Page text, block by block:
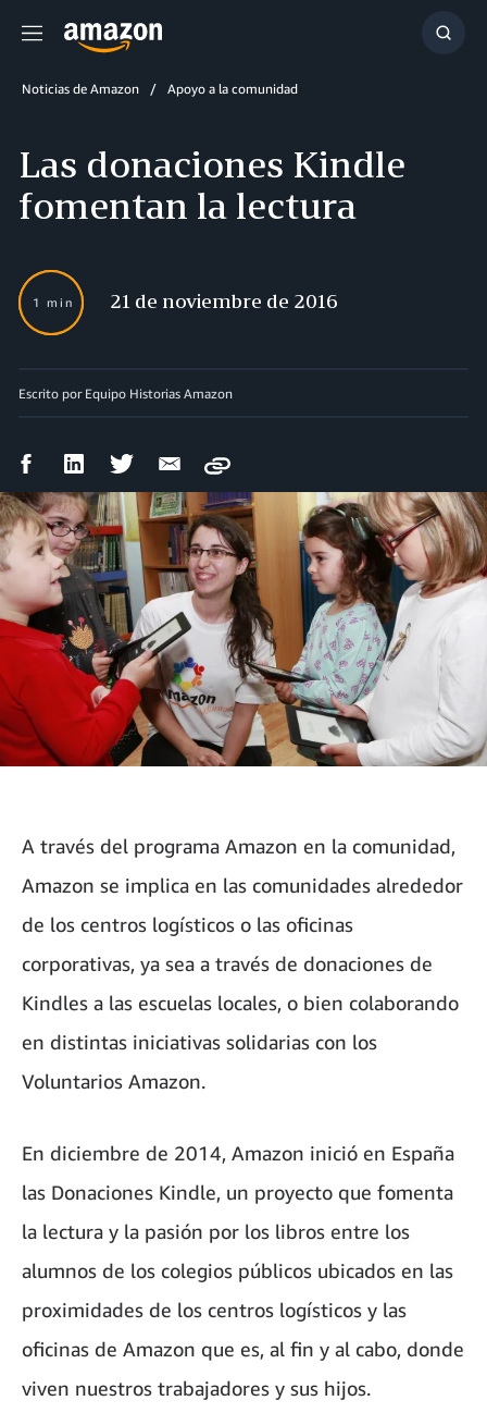
Menú
Noticias de Amazon Apoyo a la comunidad
Las donaciones Kindle
fomentan la lectura
1 min 21 de noviembre de 2016
Escrito por Equipo Historias Amazon
Compartir
Facebook
Compartir
LinkedIn
Compartir
Twitter
Compartir
correo
electrónico
Copy
A través del programa Amazon en la comunidad,
Amazon se implica en las comunidades alrededor
de los centros logísticos o las oficinas
corporativas, ya sea a través de donaciones de
Kindles a las escuelas locales, o bien colaborando
en distintas iniciativas solidarias con los
Voluntarios Amazon.
En diciembre de 2014, Amazon inició en España
las Donaciones Kindle, un proyecto que fomenta
la lectura y la pasión por los libros entre los
alumnos de los colegios públicos ubicados en las
proximidades de los centros logísticos y las
oficinas de Amazon que es, al fin y al cabo, donde
viven nuestros trabajadores y sus hijos.